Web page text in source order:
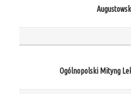
Ogólnopolski Mityng